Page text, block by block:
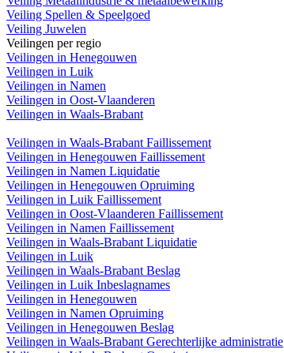
Veiling Spellen & Speelgoed
Veiling Juwelen
Veilingen per regio
Veilingen in Henegouwen
Veilingen in Luik
Veilingen in Namen
Veilingen in Oost-Vlaanderen
Veilingen in Waals-Brabant
Veilingen in Waals-Brabant Faillissement
Veilingen in Henegouwen Faillissement
Veilingen in Namen Liquidatie
Veilingen in Henegouwen Opruiming
Veilingen in Luik Faillissement
Veilingen in Oost-Vlaanderen Faillissement
Veilingen in Namen Faillissement
Veilingen in Waals-Brabant Liquidatie
Veilingen in Luik
Veilingen in Waals-Brabant Beslag
Veilingen in Luik Inbeslagnames
Veilingen in Henegouwen
Veilingen in Namen Opruiming
Veilingen in Henegouwen Beslag
Veilingen in Waals-Brabant Gerechterlijke administratie